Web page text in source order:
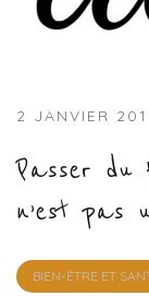
2 JANVIER
Passer
n’est pas
BIEN-ÊTRE ET